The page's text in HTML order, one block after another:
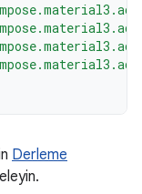
Derleme